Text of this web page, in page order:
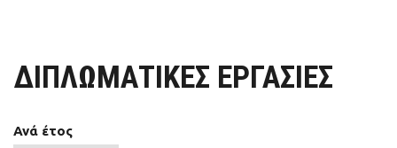
ΔΙΠΛΩΜΑΤΙΚΕΣ ΕΡΓΑΣΙΕΣ
Ανά έτος